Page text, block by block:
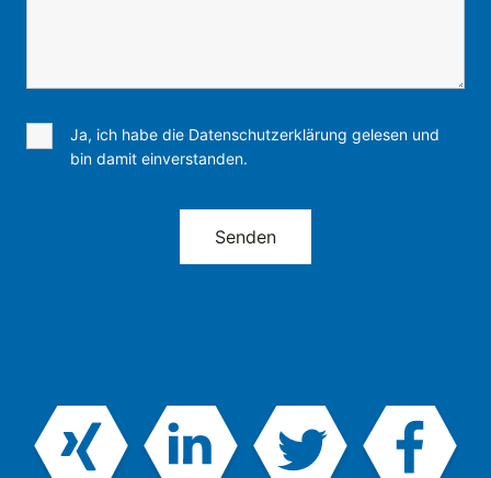
Ja, ich habe die Datenschutzerklärung gelesen und
bin damit einverstanden.